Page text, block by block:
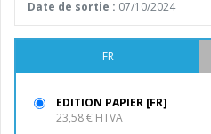
Date de sortie : 07/10/2024
FR
EDITION PAPIER [FR]
23,58 € HTVA